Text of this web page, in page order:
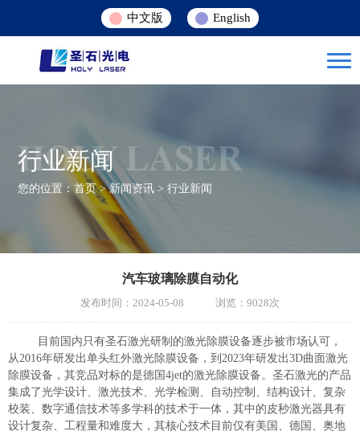
中文版 English
HOLY LASER
行业新闻
您的位置：首页>新闻资讯 >行业新闻
汽车玻璃除膜自动化
发布时间：2024-05-08 浏览：9028次
目前国内只有圣石激光研制的激光除膜设备逐步被市场认可，
从2016年研发出单头红外激光除膜设备，到2023年研发出3D曲面激光
除膜设备，其竞品对标的是德国4jet的激光除膜设备。圣石激光的产品
集成了光学设计、激光技术、光学检测、自动控制、结构设计、复杂
校装、数字通信技术等多学科的技术于一体，其中的皮秒激光器具有
设计复杂、工程量和难度大，其核心技术目前仅有美国、德国、奥地